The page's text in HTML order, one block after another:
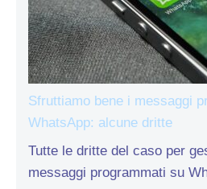
Sfruttiamo bene i messaggi
WhatsApp: alcune dritte
Tutte le dritte del caso per
messaggi programmati su